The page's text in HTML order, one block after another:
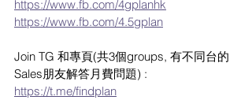
https://www.fb.com/4gplanhk
https://www.fb.com/4.5gplan
Join TG 和專頁(共3個groups, 有不同台的
Sales朋友解答月費問題) :
https://t.me/findplan